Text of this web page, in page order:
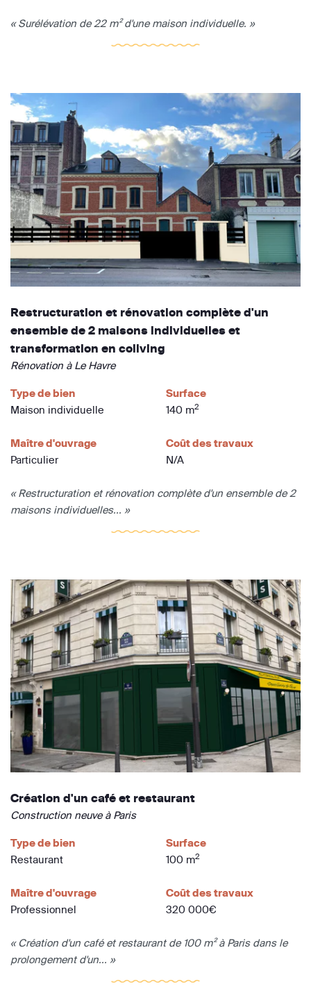
« Surélévation de 22 m² d'une maison individuelle. »
Restructuration et rénovation complète d'un
ensemble de 2 maisons individuelles et
transformation en coliving
Rénovation à Le Havre
Type de bien
Maison individuelle
Surface
140 m2
Maître d'ouvrage
Particulier
Coût des travaux
N/A
« Restructuration et rénovation complète d'un ensemble de 2
maisons individuelles... »
Création d'un café et restaurant
Construction neuve à Paris
Type de bien
Restaurant
Surface
100 m2
Maître d'ouvrage
Professionnel
Coût des travaux
320 000€
« Création d'un café et restaurant de 100 m² à Paris dans le
prolongement d'un... »